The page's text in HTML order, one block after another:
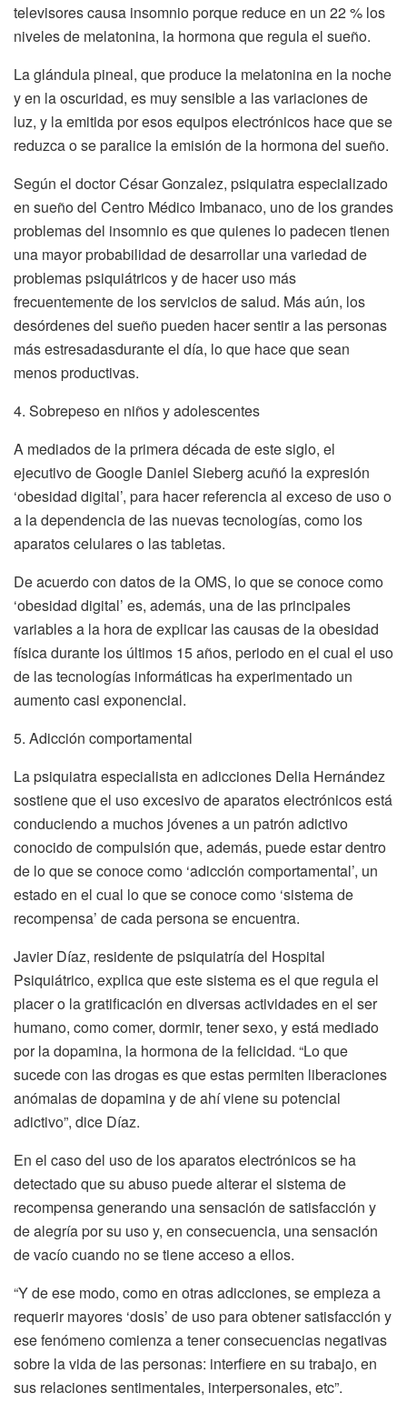
televisores causa insomnio porque reduce en un 22 % los
niveles de melatonina, la hormona que regula el sueño.
La glándula pineal, que produce la melatonina en la noche
y en la oscuridad, es muy sensible a las variaciones de
luz, y la emitida por esos equipos electrónicos hace que se
reduzca o se paralice la emisión de la hormona del sueño.
Según el doctor César Gonzalez, psiquiatra especializado
en sueño del Centro Médico Imbanaco, uno de los grandes
problemas del insomnio es que quienes lo padecen tienen
una mayor probabilidad de desarrollar una variedad de
problemas psiquiátricos y de hacer uso más
frecuentemente de los servicios de salud. Más aún, los
desórdenes del sueño pueden hacer sentir a las personas
más estresadasdurante el día, lo que hace que sean
menos productivas.
4. Sobrepeso en niños y adolescentes
A mediados de la primera década de este siglo, el
ejecutivo de Google Daniel Sieberg acuñó la expresión
‘obesidad digital’, para hacer referencia al exceso de uso o
a la dependencia de las nuevas tecnologías, como los
aparatos celulares o las tabletas.
De acuerdo con datos de la OMS, lo que se conoce como
‘obesidad digital’ es, además, una de las principales
variables a la hora de explicar las causas de la obesidad
física durante los últimos 15 años, periodo en el cual el uso
de las tecnologías informáticas ha experimentado un
aumento casi exponencial.
5. Adicción comportamental
La psiquiatra especialista en adicciones Delia Hernández
sostiene que el uso excesivo de aparatos electrónicos está
conduciendo a muchos jóvenes a un patrón adictivo
conocido de compulsión que, además, puede estar dentro
de lo que se conoce como ‘adicción comportamental’, un
estado en el cual lo que se conoce como ‘sistema de
recompensa’ de cada persona se encuentra.
Javier Díaz, residente de psiquiatría del Hospital
Psiquiátrico, explica que este sistema es el que regula el
placer o la gratificación en diversas actividades en el ser
humano, como comer, dormir, tener sexo, y está mediado
por la dopamina, la hormona de la felicidad. “Lo que
sucede con las drogas es que estas permiten liberaciones
anómalas de dopamina y de ahí viene su potencial
adictivo”, dice Díaz.
En el caso del uso de los aparatos electrónicos se ha
detectado que su abuso puede alterar el sistema de
recompensa generando una sensación de satisfacción y
de alegría por su uso y, en consecuencia, una sensación
de vacío cuando no se tiene acceso a ellos.
“Y de ese modo, como en otras adicciones, se empieza a
requerir mayores ‘dosis’ de uso para obtener satisfacción y
ese fenómeno comienza a tener consecuencias negativas
sobre la vida de las personas: interfiere en su trabajo, en
sus relaciones sentimentales, interpersonales, etc”.